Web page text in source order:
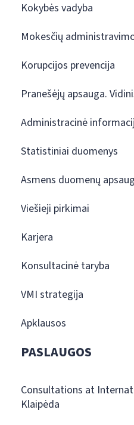
Kokybės vadyba
Mokesčių
Korupcijos prevencija
Pranešėjų apsauga.
Administracinė
Statistiniai duomenys
Asmens duomenų
Viešieji pirkimai
Karjera
Konsultacinė taryba
VMI strategija
Apklausos
PASLAUGOS
Consultations at
Klaipėda